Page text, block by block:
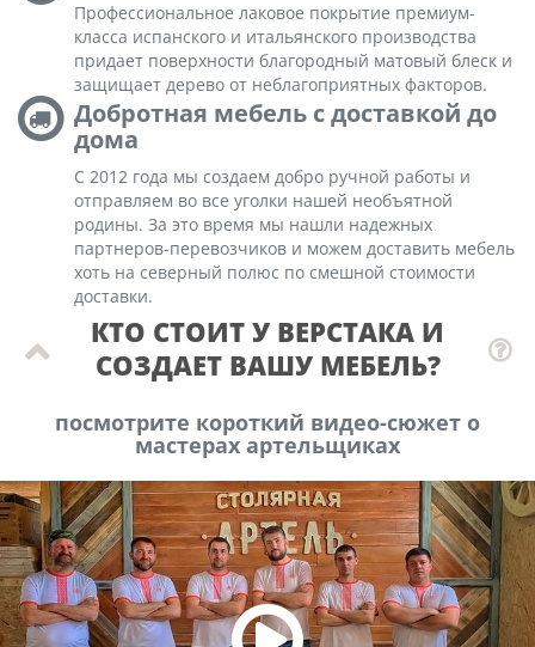
Профессиональное лаковое покрытие премиум-
класса испанского и итальянского производства
придает поверхности благородный матовый блеск и
защищает дерево от неблагоприятных факторов.
Добротная мебель с доставкой до
дома
С 2012 года мы создаем добро ручной работы и
отправляем во все уголки нашей необъятной
родины. За это время мы нашли надежных
партнеров-перевозчиков и можем доставить мебель
хоть на северный полюс по смешной стоимости
доставки.
КТО СТОИТ У ВЕРСТАКА И
СОЗДАЕТ ВАШУ МЕБЕЛЬ?
посмотрите короткий видео-сюжет о
мастерах артельщиках